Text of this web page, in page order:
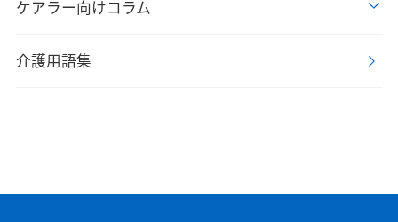
ケアラー向けコラム
介護用語集